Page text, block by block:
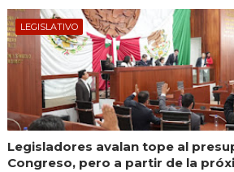
LEGISLATIVO
Legisladores avalan tope al
Congreso, pero a partir de la